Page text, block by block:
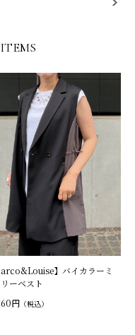
】バイカラーミ
ーベスト
円 （税込）